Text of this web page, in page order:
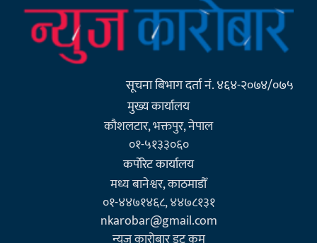
सूचना बिभाग दर्ता नं. ४६४-२०७४/०७५
मुख्य कार्यालय
कौशलटार, भक्तपुर, नेपाल
०१-५१३३०६०
कर्पाेरेट कार्यालय
मध्य बानेश्वर, काठमाडौँ
०१-४४७१४६८, ४४७८१३१
nkarobar@gmail.com